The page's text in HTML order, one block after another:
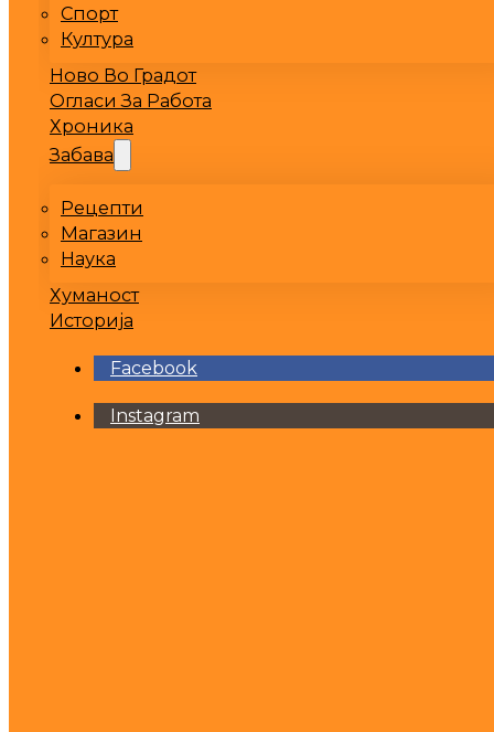
Спорт
Култура
Ново Во Градот
Огласи За Работа
Хроника
Забава
Рецепти
Магазин
Наука
Хуманост
Историја
Facebook
Instagram